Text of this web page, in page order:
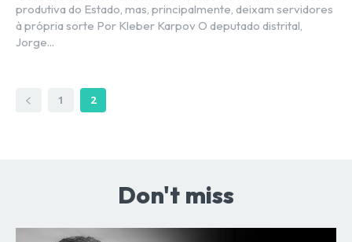
produtiva do Estado, mas, principalmente, deixam servidores
à própria sorte Por Kleber Karpov O deputado distrital,
Jorge...
1 2
Don't miss